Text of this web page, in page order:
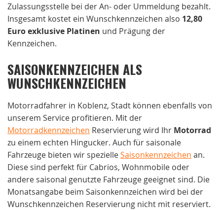
Zulassungsstelle bei der An- oder Ummeldung bezahlt.
Insgesamt kostet ein Wunschkennzeichen also 12,80
Euro exklusive Platinen und Prägung der
Kennzeichen.
SAISONKENNZEICHEN ALS
WUNSCHKENNZEICHEN
Motorradfahrer in Koblenz, Stadt können ebenfalls von
unserem Service profitieren. Mit der
Motorradkennzeichen Reservierung wird Ihr Motorrad
zu einem echten Hingucker. Auch für saisonale
Fahrzeuge bieten wir spezielleSaisonkennzeichen an.
Diese sind perfekt für Cabrios, Wohnmobile oder
andere saisonal genutzte Fahrzeuge geeignet sind. Die
Monatsangabe beim Saisonkennzeichen wird bei der
Wunschkennzeichen Reservierung nicht mit reserviert.